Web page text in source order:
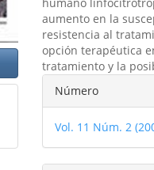
aumento en la
resistencia al
opción terapéutica
tratamiento y la
Detalles
del
artículo
Número
Vol. 11 Núm. 2